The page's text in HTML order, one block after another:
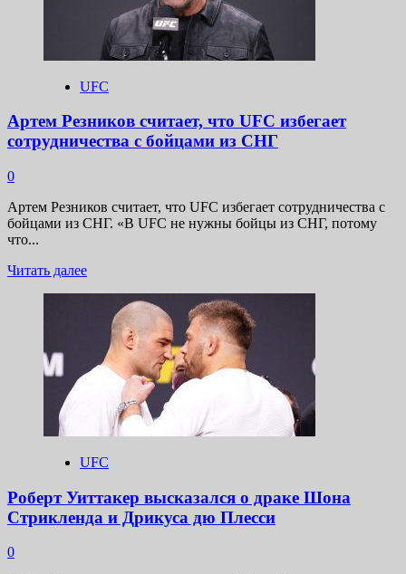
заинтересован
трилогии
Исраэлем
UFC
Артем Резников считает, что UFC избегает
сотрудничества с бойцами из СНГ
0
Артем Резников считает, что UFC избегает сотрудничества с
бойцами из СНГ. «В UFC не нужны бойцы из СНГ, потому
что...
Читать далееПрочитать
Артем
Резников
считает,
что
избегает
сотрудничества
из
UFC
Роберт Уиттакер высказался о драке Шона
Стрикленда и Дрикуса дю Плесси
0